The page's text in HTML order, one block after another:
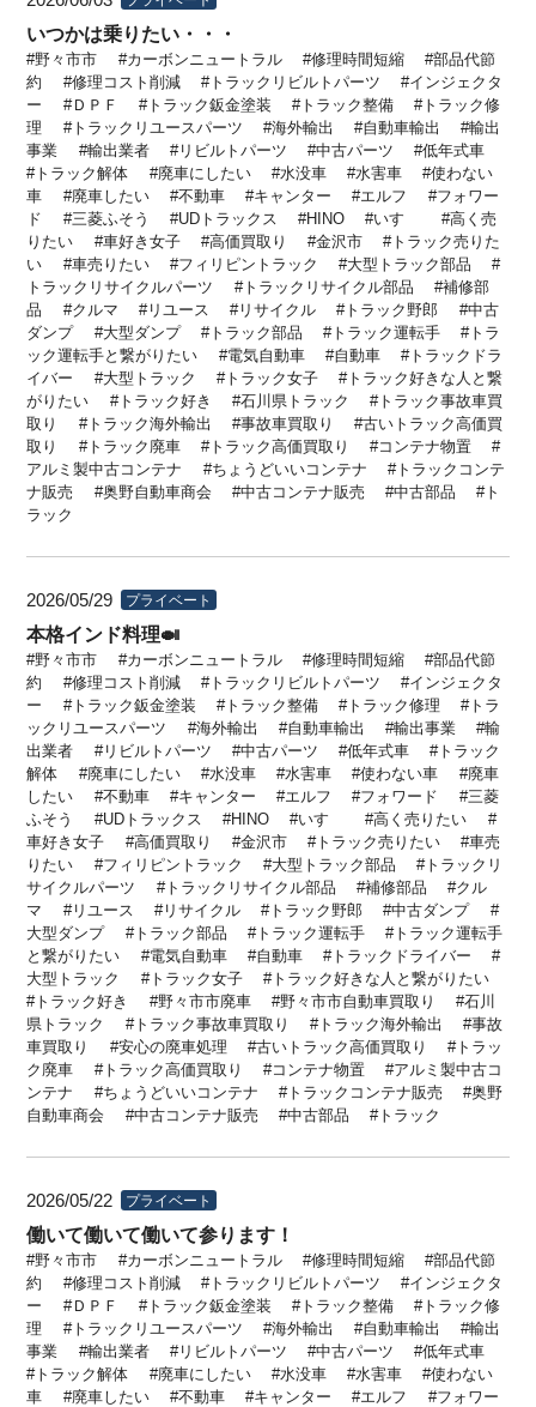
いつかは乗りたい・・・
野々市市 カーボンニュートラル 修理時間短縮
部品代節
約
修理コスト削減 トラックリビルトパーツ
インジェクタ
ー
ＤＰＦ トラック鈑金塗装 トラック整備
トラック修
理
トラックリユースパーツ 海外輸出 自動車輸出
輸出
事業
輸出業者 リビルトパーツ 中古パーツ
低年式車
トラック解体
廃車にしたい 水没車 水害車
使わない
車
廃車したい 不動車 キャンター エルフ
フォワー
ド
三菱ふそう UDトラックス HINO いすゞ
高く売
りたい
車好き女子 高価買取り 金沢市
トラック売りた
い
車売りたい フィリピントラック
大型トラック部品
トラックリサイクルパーツ
トラックリサイクル部品
補修部
品
クルマ リユース リサイクル トラック野郎
中古
ダンプ
大型ダンプ トラック部品 トラック運転手
トラ
ック運転手と繋がりたい
電気自動車 自動車
トラックドラ
イバー
大型トラック トラック女子
トラック好きな人と繋
がりたい
トラック好き 石川県トラック
トラック事故車買
取り
トラック海外輸出 事故車買取り
古いトラック高価買
取り
トラック廃車 トラック高価買取り
コンテナ物置
アルミ製中古コンテナ
ちょうどいいコンテナ
トラックコンテ
ナ販売
奥野自動車商会 中古コンテナ販売 中古部品
ト
ラック
2026/05/29 プライベート
本格インド料理🍛
野々市市 カーボンニュートラル 修理時間短縮
部品代節
約
修理コスト削減 トラックリビルトパーツ
インジェクタ
ー
トラック鈑金塗装 トラック整備 トラック修理
トラ
ックリユースパーツ
海外輸出 自動車輸出 輸出事業
輸
出業者
リビルトパーツ 中古パーツ 低年式車
トラック
解体
廃車にしたい 水没車 水害車 使わない車
廃車
したい
不動車 キャンター エルフ フォワード
三菱
ふそう
UDトラックス HINO いすゞ
高く売りたい
車好き女子
高価買取り 金沢市 トラック売りたい
車売
りたい
フィリピントラック 大型トラック部品
トラックリ
サイクルパーツ
トラックリサイクル部品 補修部品
クル
マ
リユース リサイクル トラック野郎
中古ダンプ
大型ダンプ
トラック部品 トラック運転手
トラック運転手
と繋がりたい
電気自動車 自動車
トラックドライバー
大型トラック
トラック女子
トラック好きな人と繋がりたい
トラック好き
野々市市廃車 野々市市自動車買取り
石川
県トラック
トラック事故車買取り トラック海外輸出
事故
車買取り
安心の廃車処理 古いトラック高価買取り
トラッ
ク廃車
トラック高価買取り コンテナ物置
アルミ製中古コ
ンテナ
ちょうどいいコンテナ トラックコンテナ販売
奥野
自動車商会
中古コンテナ販売 中古部品 トラック
2026/05/22 プライベート
働いて働いて働いて参ります！
野々市市 カーボンニュートラル 修理時間短縮
部品代節
約
修理コスト削減 トラックリビルトパーツ
インジェクタ
ー
ＤＰＦ トラック鈑金塗装 トラック整備
トラック修
理
トラックリユースパーツ 海外輸出 自動車輸出
輸出
事業
輸出業者 リビルトパーツ 中古パーツ
低年式車
トラック解体
廃車にしたい 水没車 水害車
使わない
車
廃車したい 不動車 キャンター エルフ
フォワー